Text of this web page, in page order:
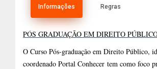
Informações Regras
PÓS GRADUAÇÃO EM DIREITO
O Curso Pós-graduação em Direito Público,
coordenado Portal Conhecer tem como foco